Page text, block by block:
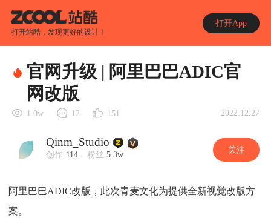
打开站酷，发现更好的设计！
打开App
官网升级 | 阿里巴巴ADIC官
网改版
1.0w 12 151 2022.12.27
Qinm_Studio
创作 114 粉丝 5.3w 关注
阿里巴巴ADIC改版，此次青麦文化为提供全新视觉改版方
案。